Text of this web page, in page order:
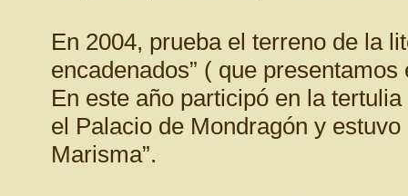
En 2004, prueba el terreno de la
encadenados” ( que
En este año participó en la
el Palacio de Mondragón y
Marisma”.